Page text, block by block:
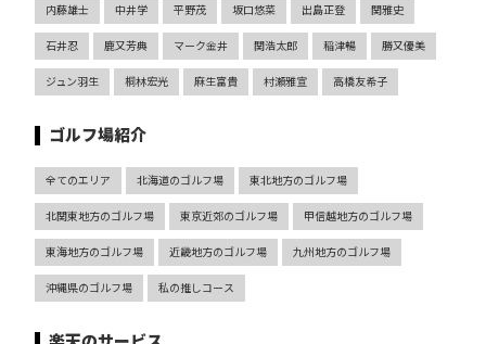
内藤雄士 中井学 平野茂 坂口悠菜 出島正登 関雅史
石井忍 鹿又芳典 マーク金井 関浩太郎 稲津暢 勝又優美
ジュン羽生 桐林宏光 麻生富貴 村瀬雅宣 高橋友希子
ゴルフ場紹介
全てのエリア 北海道のゴルフ場 東北地方のゴルフ場
北関東地方のゴルフ場 東京近郊のゴルフ場 甲信越地方のゴルフ場
東海地方のゴルフ場 近畿地方のゴルフ場 九州地方のゴルフ場
沖縄県のゴルフ場 私の推しコース